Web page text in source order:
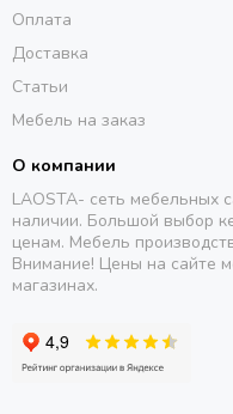
Оплата
Доставка
Статьи
Мебель на заказ
О компании
LAOSTA- сеть мебельных
наличии. Большой выбор
ценам. Мебель
Внимание! Цены на сайте
магазинах.